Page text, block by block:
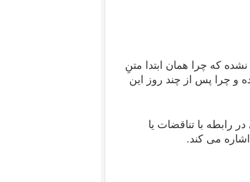
که چرا همان ابتدا متنِ
و چرا پس از چند روز این
رابطه با تناقضات یا
می کند.